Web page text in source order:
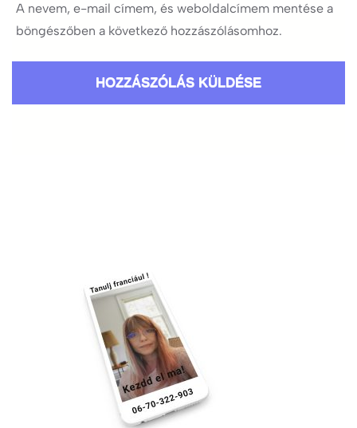
A nevem, e-mail címem, és weboldalcímem mentése a
böngészőben a következő hozzászólásomhoz.